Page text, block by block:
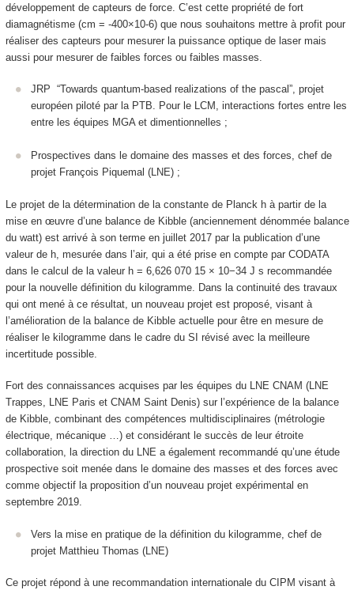
développement de capteurs de force. C’est cette propriété de fort
diamagnétisme (cm = -400×10-6) que nous souhaitons mettre à profit pour
réaliser des capteurs pour mesurer la puissance optique de laser mais
aussi pour mesurer de faibles forces ou faibles masses.
JRP “Towards quantum-based realizations of the pascal”, projet
européen piloté par la PTB. Pour le LCM, interactions fortes entre les
entre les équipes MGA et dimentionnelles ;
Prospectives dans le domaine des masses et des forces, chef de
projet François Piquemal (LNE) ;
Le projet de la détermination de la constante de Planck h à partir de la
mise en œuvre d’une balance de Kibble (anciennement dénommée balance
du watt) est arrivé à son terme en juillet 2017 par la publication d’une
valeur de h, mesurée dans l’air, qui a été prise en compte par CODATA
dans le calcul de la valeur h = 6,626 070 15 × 10−34 J s recommandée
pour la nouvelle définition du kilogramme. Dans la continuité des travaux
qui ont mené à ce résultat, un nouveau projet est proposé, visant à
l’amélioration de la balance de Kibble actuelle pour être en mesure de
réaliser le kilogramme dans le cadre du SI révisé avec la meilleure
incertitude possible.
Fort des connaissances acquises par les équipes du LNE CNAM (LNE
Trappes, LNE Paris et CNAM Saint Denis) sur l’expérience de la balance
de Kibble, combinant des compétences multidisciplinaires (métrologie
électrique, mécanique …) et considérant le succès de leur étroite
collaboration, la direction du LNE a également recommandé qu’une étude
prospective soit menée dans le domaine des masses et des forces avec
comme objectif la proposition d’un nouveau projet expérimental en
septembre 2019.
Vers la mise en pratique de la définition du kilogramme, chef de
projet Matthieu Thomas (LNE)
Ce projet répond à une recommandation internationale du CIPM visant à